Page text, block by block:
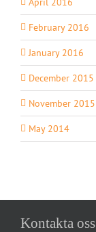
February 2016
January 2016
December 2015
November 2015
May 2014
Kontakta oss